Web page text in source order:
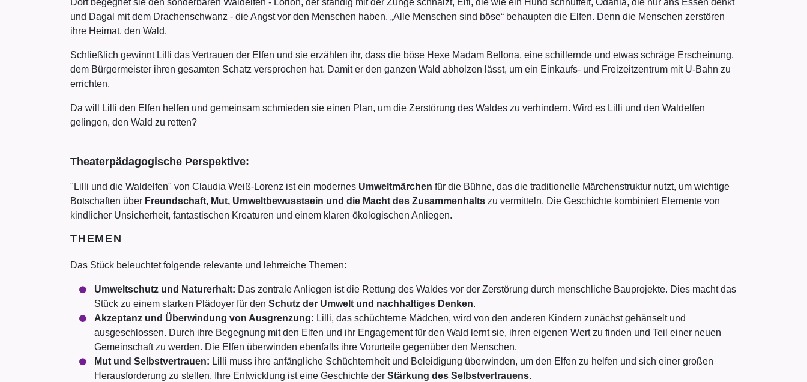
Dort begegnet sie den sonderbaren Waldelfen - Lorion, der ständig mit der Zunge schnalzt, Elfi, die wie ein Hund schnüffelt, Odania, die nur ans Essen denkt
und Dagal mit dem Drachenschwanz - die Angst vor den Menschen haben. „Alle Menschen sind böse“ behaupten die Elfen. Denn die Menschen zerstören
ihre Heimat, den Wald.
Schließlich gewinnt Lilli das Vertrauen der Elfen und sie erzählen ihr, dass die böse Hexe Madam Bellona, eine schillernde und etwas schräge Erscheinung,
dem Bürgermeister ihren gesamten Schatz versprochen hat. Damit er den ganzen Wald abholzen lässt, um ein Einkaufs- und Freizeitzentrum mit U-Bahn zu
errichten.
Da will Lilli den Elfen helfen und gemeinsam schmieden sie einen Plan, um die Zerstörung des Waldes zu verhindern. Wird es Lilli und den Waldelfen
gelingen, den Wald zu retten?
Theaterpädagogische Perspektive:
"Lilli und die Waldelfen" von Claudia Weiß-Lorenz ist ein modernes Umweltmärchen für die Bühne, das die traditionelle Märchenstruktur nutzt, um wichtige
Botschaften über Freundschaft, Mut, Umweltbewusstsein und die Macht des Zusammenhalts zu vermitteln. Die Geschichte kombiniert Elemente von
kindlicher Unsicherheit, fantastischen Kreaturen und einem klaren ökologischen Anliegen.
THEMEN
Das Stück beleuchtet folgende relevante und lehrreiche Themen:
Umweltschutz und Naturerhalt: Das zentrale Anliegen ist die Rettung des Waldes vor der Zerstörung durch menschliche Bauprojekte. Dies macht das
Stück zu einem starken Plädoyer für den Schutz der Umwelt und nachhaltiges Denken.
Akzeptanz und Überwindung von Ausgrenzung: Lilli, das schüchterne Mädchen, wird von den anderen Kindern zunächst gehänselt und
ausgeschlossen. Durch ihre Begegnung mit den Elfen und ihr Engagement für den Wald lernt sie, ihren eigenen Wert zu finden und Teil einer neuen
Gemeinschaft zu werden. Die Elfen überwinden ebenfalls ihre Vorurteile gegenüber den Menschen.
Mut und Selbstvertrauen: Lilli muss ihre anfängliche Schüchternheit und Beleidigung überwinden, um den Elfen zu helfen und sich einer großen
Herausforderung zu stellen. Ihre Entwicklung ist eine Geschichte der Stärkung des Selbstvertrauens.